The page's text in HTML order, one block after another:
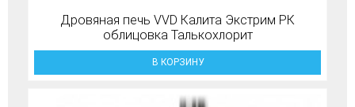
Дровяная печь VVD Калита Экстрим РК
облицовка Талькохлорит
В КОРЗИНУ